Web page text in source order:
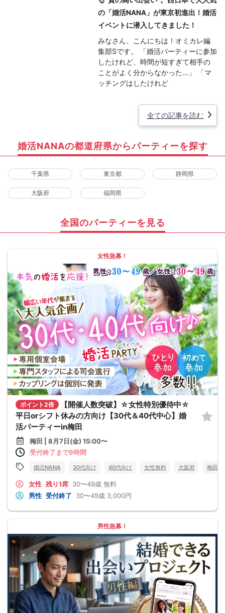
の「婚活NANA」が東京初進出！婚活
イベントに潜入してきました！
みなさん、こんにちは！オミカレ編
集部Sです。 「婚活パーティーに参加
したけれど、時間が短すぎて相手の
ことがよく分からなかった…」 「マ
ッチングはしたけれど
全ての記事を読む
婚活NANAの都道府県からパーティーを探す
千葉県 東京都 静岡県
大阪府 福岡県
全国のパーティーを見る
女性急募！
ポイント2倍
【開催人数突破】☆女性特別優待中☆
平日orシフト休みの方向け【30代＆40代中心】婚
活パーティーin梅田
梅田 | 8月7日(金) 15:00〜
受付終了まで9時間
婚活NANA 30代向け 40代向け 女性無料 大阪府 梅田
女性 残り1席 30〜49歳 無料
男性 受付終了 30〜49歳 3,000円
男性急募！